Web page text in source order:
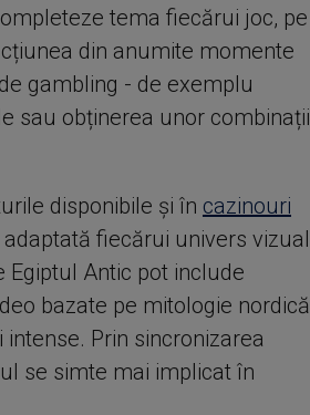
tema fiecărui joc, pe
din anumite momente
gambling - de exemplu
sau obținerea unor combinații
disponibile și în cazinouri
fiecărui univers vizual
Antic pot include
bazate pe mitologie nordică
Prin sincronizarea
se simte mai implicat în